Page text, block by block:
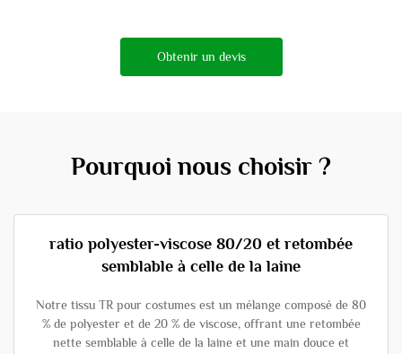
Obtenir un devis
Pourquoi nous choisir ?
ratio polyester-viscose 80/20 et retombée
semblable à celle de la laine
Notre tissu TR pour costumes est un mélange composé de 80
% de polyester et de 20 % de viscose, offrant une retombée
nette semblable à celle de la laine et une main douce et